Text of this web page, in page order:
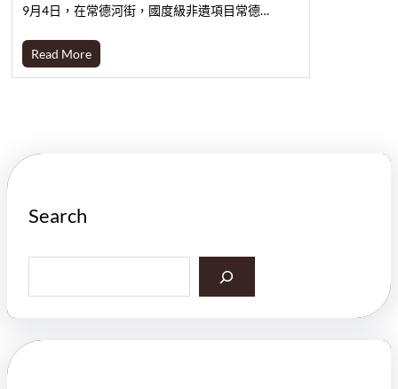
9月4日，在常德河街，國度級非遺項目常德…
Read More
Search
a
h